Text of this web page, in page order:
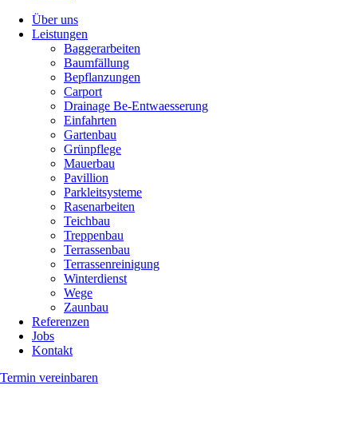
Über uns
Leistungen
Baggerarbeiten
Baumfällung
Bepflanzungen
Carport
Drainage Be-Entwaesserung
Einfahrten
Gartenbau
Grünpflege
Mauerbau
Pavillion
Parkleitsysteme
Rasenarbeiten
Teichbau
Treppenbau
Terrassenbau
Terrassenreinigung
Winterdienst
Wege
Zaunbau
Referenzen
Jobs
Kontakt
Termin vereinbaren